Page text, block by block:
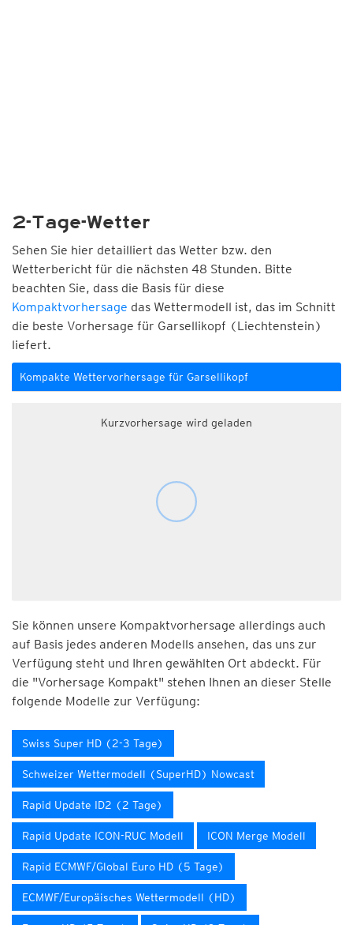
2-Tage-Wetter
Sehen Sie hier detailliert das Wetter bzw. den
Wetterbericht für die nächsten 48 Stunden. Bitte
beachten Sie, dass die Basis für diese
Kompaktvorhersage das Wettermodell ist, das im Schnitt
die beste Vorhersage für Garsellikopf (Liechtenstein)
liefert.
Kompakte Wettervorhersage für Garsellikopf
Kurzvorhersage wird geladen
Sie können unsere Kompaktvorhersage allerdings auch
auf Basis jedes anderen Modells ansehen, das uns zur
Verfügung steht und Ihren gewählten Ort abdeckt. Für
die "Vorhersage Kompakt" stehen Ihnen an dieser Stelle
folgende Modelle zur Verfügung:
Swiss Super HD (2-3 Tage)
Schweizer Wettermodell (SuperHD) Nowcast
Rapid Update ID2 (2 Tage)
Rapid Update ICON-RUC Modell ICON Merge Modell
Rapid ECMWF/Global Euro HD (5 Tage)
ECMWF/Europäisches Wettermodell (HD)